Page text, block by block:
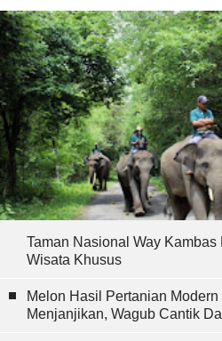
Taman Nasional Way
Wisata Khusus
Melon Hasil Pertanian
Menjanjikan, Wagub Cantik